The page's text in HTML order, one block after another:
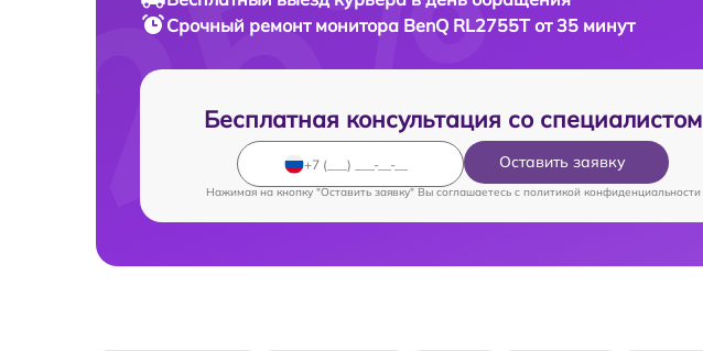
Срочный ремонт монитора BenQ RL2755T от 35 минут
Бесплатная консультация со специалистом
Оставить заявку
Нажимая на кнопку "Оставить заявку" Вы соглашаетесь c политикой конфиденциальности